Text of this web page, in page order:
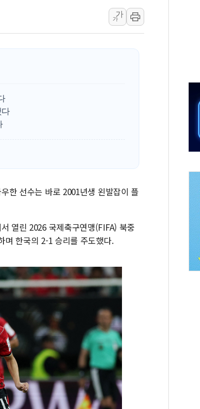
동해중부 전 해상 풍랑주의보…10일까
연일 폭염에 온열질환 사망 23명…정부
中 전방위 아파트 부양, 수도 베이징도
강원 중·남부 동해안 시간당 50mm
청양 밭에서 일하던 90대 숨져…온열
폭염에 車 운전면허 기능시험 오전
가
가
다
한 선수는 바로 2001년생 왼발잡이 플
열린 2026 국제축구연맹(FIFA) 북중
며 한국의 2-1 승리를 주도했다.